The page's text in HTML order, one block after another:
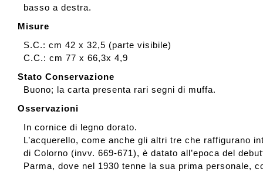
basso a destra.
Misure
S.C.: cm 42 x 32,5 (parte visibile)
C.C.: cm 77 x 66,3x 4,9
Stato Conservazione
Buono; la carta presenta rari segni di muffa.
Osservazioni
In cornice di legno dorato.
L’acquerello, come anche gli altri tre che raffigurano
di Colorno (invv. 669-671), è datato all’epoca del
Parma, dove nel 1930 tenne la sua prima personale,